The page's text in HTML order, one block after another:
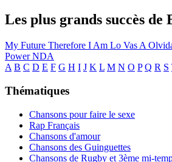
Les plus grands succès
My Future Therefore I Am Lo Vas A
PowerNDA
A B C D E F G H I J K L M N O P Q R S
Thématiques
Chansons pour faire le sexe
Rap Français
Chansons d'amour
Chansons des Guinguettes
Chansons de Rugby et 3ème mi-